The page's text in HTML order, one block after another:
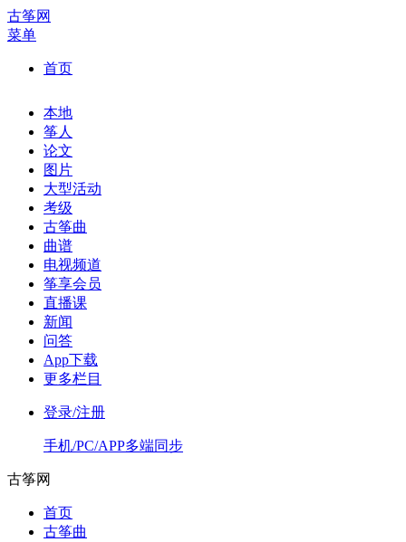
古筝网
菜单
首页
本地
筝人
论文
图片
大型活动
考级
古筝曲
曲谱
电视频道
筝享会员
直播课
新闻
问答
App下载
更多栏目
登录/注册
手机/PC/APP多端同步
古筝网
首页
古筝曲